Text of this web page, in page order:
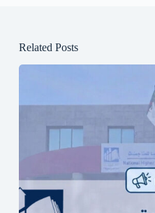
Related Posts